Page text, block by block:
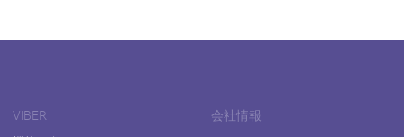
VIBER 会社情報